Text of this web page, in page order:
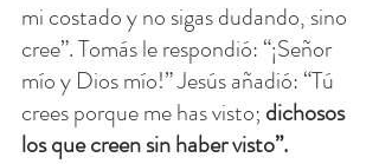
mi costado y no sigas dudando, sino
cree”. Tomás le respondió: “¡Señor
mío y Dios mío!” Jesús añadió: “Tú
crees porque me has visto; dichosos
los que creen sin haber visto”.